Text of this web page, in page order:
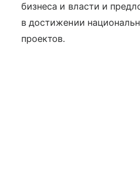
бизнеса и власти и
в достижении
проектов.